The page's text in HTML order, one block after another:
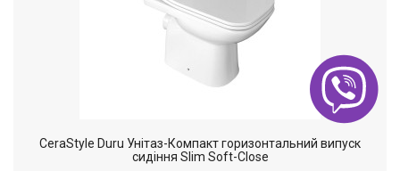
CeraStyle Duru Унітаз-Компакт горизонтальний випуск
сидіння Slim Soft-Close